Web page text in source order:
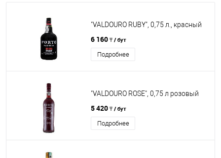
"VALDOURO RUBY", 0,75 л., красный
6 160 ₸ / бут
Подробнее
"VALDOURO ROSE", 0,75 л розовый
5 420 ₸ / бут
Подробнее